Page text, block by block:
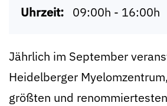
Uhrzeit: 09:00h - 16:00h
Jährlich im September
Heidelberger
größten und